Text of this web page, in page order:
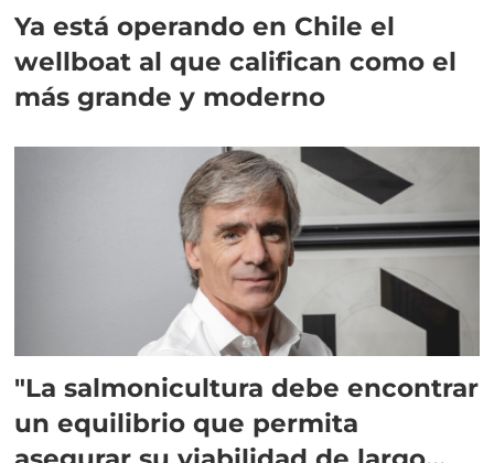
Ya está operando en Chile el
wellboat al que califican como el
más grande y moderno
"La salmonicultura debe encontrar
un equilibrio que permita